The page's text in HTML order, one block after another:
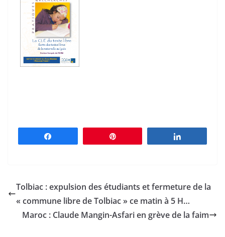
Tolbiac : expulsion des étudiants et fermeture de la
« commune libre de Tolbiac » ce matin à 5 H…
Maroc : Claude Mangin-Asfari en grève de la faim